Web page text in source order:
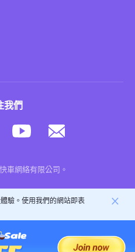
我們
車網絡有限公司。
驗。使用我們的網站即表